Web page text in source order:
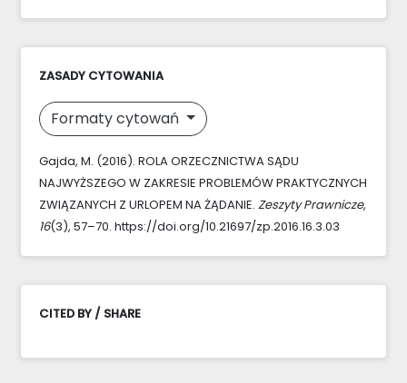
ZASADY CYTOWANIA
Formaty cytowań
Gajda, M. (2016). ROLA ORZECZNICTWA SĄDU
NAJWYŻSZEGO W ZAKRESIE PROBLEMÓW PRAKTYCZNYCH
ZWIĄZANYCH Z URLOPEM NA ŻĄDANIE. Zeszyty Prawnicze,
16(3), 57–70. https://doi.org/10.21697/zp.2016.16.3.03
CITED BY / SHARE